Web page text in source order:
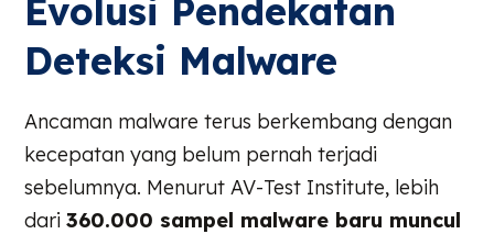
Evolusi Pendekatan
Deteksi Malware
Ancaman malware terus berkembang dengan
kecepatan yang belum pernah terjadi
sebelumnya. Menurut AV-Test Institute, lebih
dari360.000 sampel malware baru muncul